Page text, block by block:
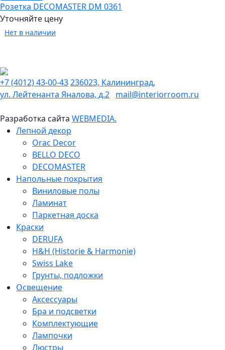
Розетка DECOMASTER DM 0361
Уточняйте цену
Нет в наличии
+7 (4012) 43-00-43236023, Калининград,
ул. Лейтенанта Яналова, д.2 mail@interiorroom.ru
Разработка сайта WEBMEDIA.
Лепной декор
Orac Decor
BELLO DECO
DECOMASTER
Напольные покрытия
Виниловые полы
Ламинат
Паркетная доска
Краски
DERUFA
H&H (Historie & Harmonie)
Swiss Lake
Грунты, подложки
Освещение
Аксессуары
Бра и подсветки
Комплектующие
Лампочки
Люстры